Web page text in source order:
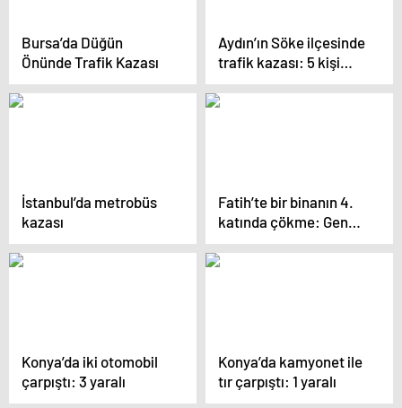
Bursa’da Düğün
Önünde Trafik Kazası
Aydın’ın Söke ilçesinde
trafik kazası: 5 kişi
yaralandı
İstanbul’da metrobüs
kazası
Fatih’te bir binanın 4.
katında çökme: Genç
kız yaralandı
Konya’da iki otomobil
çarpıştı: 3 yaralı
Konya’da kamyonet ile
tır çarpıştı: 1 yaralı